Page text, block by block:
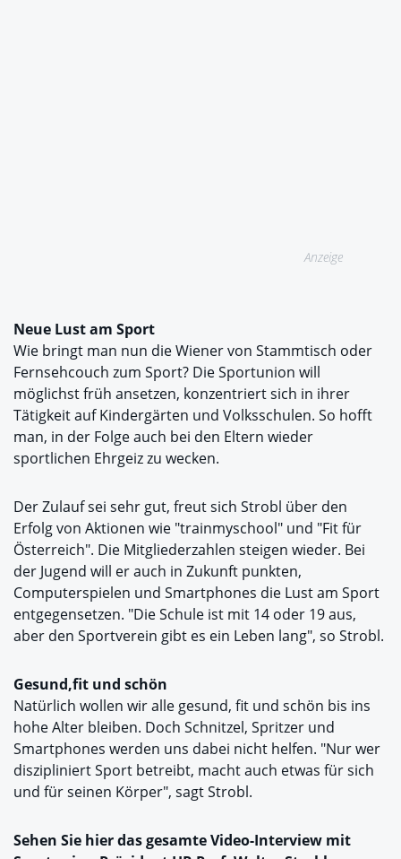
Anzeige
Neue Lust am Sport
Wie bringt man nun die Wiener von Stammtisch oder
Fernsehcouch zum Sport? Die Sportunion will
möglichst früh ansetzen, konzentriert sich in ihrer
Tätigkeit auf Kindergärten und Volksschulen. So hofft
man, in der Folge auch bei den Eltern wieder
sportlichen Ehrgeiz zu wecken.
Der Zulauf sei sehr gut, freut sich Strobl über den
Erfolg von Aktionen wie "trainmyschool" und "Fit für
Österreich". Die Mitgliederzahlen steigen wieder. Bei
der Jugend will er auch in Zukunft punkten,
Computerspielen und Smartphones die Lust am Sport
entgegensetzen. "Die Schule ist mit 14 oder 19 aus,
aber den Sportverein gibt es ein Leben lang", so Strobl.
Gesund,fit und schön
Natürlich wollen wir alle gesund, fit und schön bis ins
hohe Alter bleiben. Doch Schnitzel, Spritzer und
Smartphones werden uns dabei nicht helfen. "Nur wer
diszipliniert Sport betreibt, macht auch etwas für sich
und für seinen Körper", sagt Strobl.
Sehen Sie hier das gesamteVideo-Interview mit